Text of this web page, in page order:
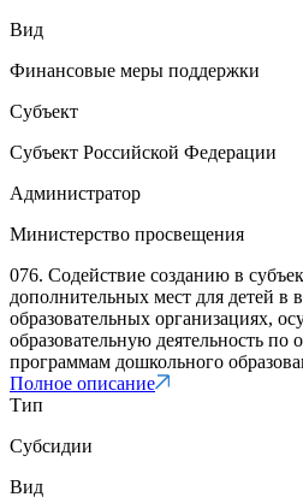
Вид
Финансовые меры поддержки
Субъект
Субъект Российской Федерации
Администратор
Министерство просвещения
076. Содействие созданию в
дополнительных мест для детей в
образовательных организациях,
образовательную деятельность по
программам дошкольного
Полное описание
Тип
Субсидии
Вид